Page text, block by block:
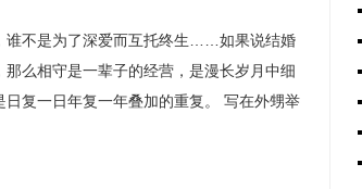
谁不是为了深爱而互托终生……如果说结婚
那么相守是一辈子的经营，是漫长岁月中细
日复一日年复一年叠加的重复。 写在外甥举